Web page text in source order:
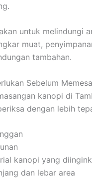
untuk melindungi
muat,
tambahan.
Sebelum
kanopi di
dengan lebih
kanopi yang
dan lebar area